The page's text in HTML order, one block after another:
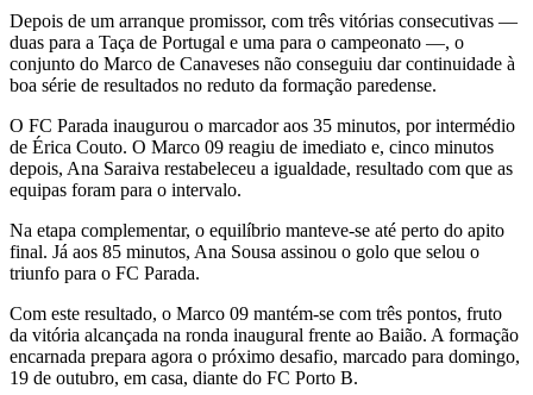
Depois de um arranque promissor, com três vitórias consecutivas —
duas para a Taça de Portugal e uma para o campeonato —, o
conjunto do Marco de Canaveses não conseguiu dar continuidade à
boa série de resultados no reduto da formação paredense.
O FC Parada inaugurou o marcador aos 35 minutos, por intermédio
de Érica Couto. O Marco 09 reagiu de imediato e, cinco minutos
depois, Ana Saraiva restabeleceu a igualdade, resultado com que as
equipas foram para o intervalo.
Na etapa complementar, o equilíbrio manteve-se até perto do apito
final. Já aos 85 minutos, Ana Sousa assinou o golo que selou o
triunfo para o FC Parada.
Com este resultado, o Marco 09 mantém-se com três pontos, fruto
da vitória alcançada na ronda inaugural frente ao Baião. A formação
encarnada prepara agora o próximo desafio, marcado para domingo,
19 de outubro, em casa, diante do FC Porto B.